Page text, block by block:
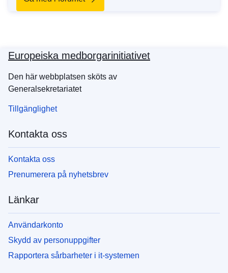
Europeiska medborgarinitiativet
Den här webbplatsen sköts av
Generalsekretariatet
Tillgänglighet
Kontakta oss
Kontakta oss
Prenumerera på nyhetsbrev
Länkar
Användarkonto
Skydd av personuppgifter
Rapportera sårbarheter i it-systemen